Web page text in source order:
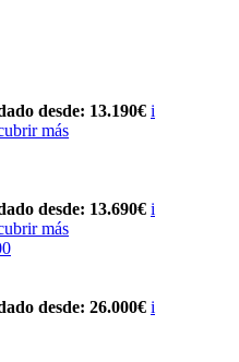
desde: 13.190€ i
más
desde: 13.690€ i
más
desde: 26.000€ i